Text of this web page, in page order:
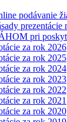
podávanie
pri
za rok 2026
za rok 2025
za rok 2024
za rok 2023
za rok 2022
za rok 2021
za rok 2020